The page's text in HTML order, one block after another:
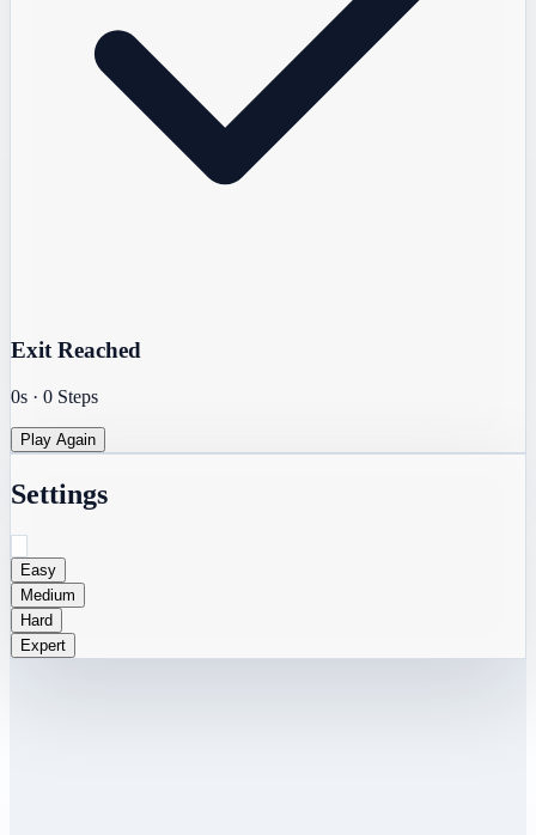
Exit Reached
0s · 0 Steps
Play Again
Settings
Easy
Medium
Hard
Expert